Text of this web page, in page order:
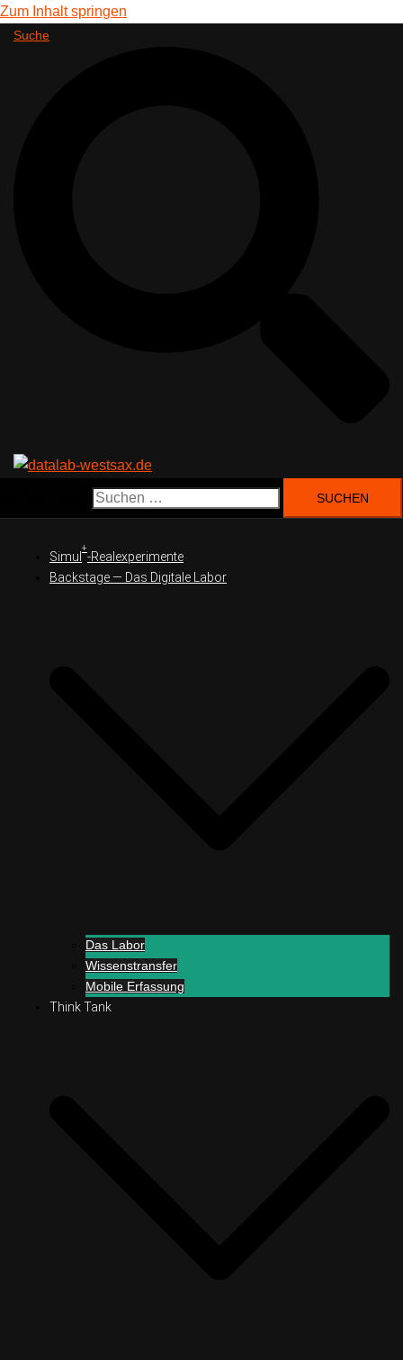
Zum Inhalt springen
Suche
Simul
+
-Realexperimente
Backstage — Das Digitale Labor
Das Labor
Wissenstransfer
Mobile Erfassung
Think Tank